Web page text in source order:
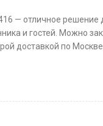
— отличное решение
и гостей. Можно
доставкой по Москве